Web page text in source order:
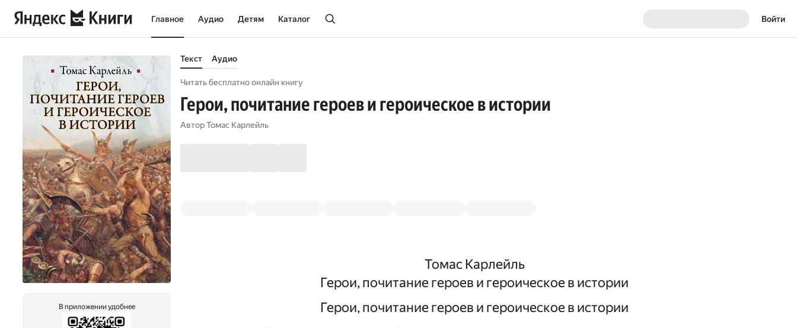
Главное Аудио Детям Каталог Войти
В приложении удобнее
Текст Аудио
Читать бесплатно онлайн книгу
Герои, почитание героев и героическое в истории
АвторТомас Карлейль
Томас Карлейль
Герои, почитание героев и героическое в истории
Герои, почитание героев и героическое в истории